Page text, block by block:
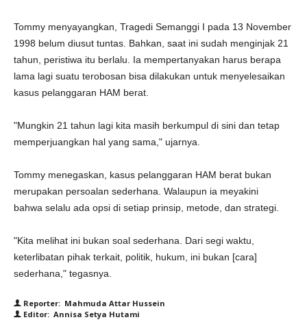
Tommy menyayangkan, Tragedi Semanggi I pada 13 November
1998 belum diusut tuntas. Bahkan, saat ini sudah menginjak 21
tahun, peristiwa itu berlalu. Ia mempertanyakan harus berapa
lama lagi suatu terobosan bisa dilakukan untuk menyelesaikan
kasus pelanggaran HAM berat.
"Mungkin 21 tahun lagi kita masih berkumpul di sini dan tetap
memperjuangkan hal yang sama," ujarnya.
Tommy menegaskan, kasus pelanggaran HAM berat bukan
merupakan persoalan sederhana. Walaupun ia meyakini
bahwa selalu ada opsi di setiap prinsip, metode, dan strategi.
"Kita melihat ini bukan soal sederhana. Dari segi waktu,
keterlibatan pihak terkait, politik, hukum, ini bukan [cara]
sederhana," tegasnya.
Reporter: Mahmuda Attar Hussein
Editor: Annisa Setya Hutami